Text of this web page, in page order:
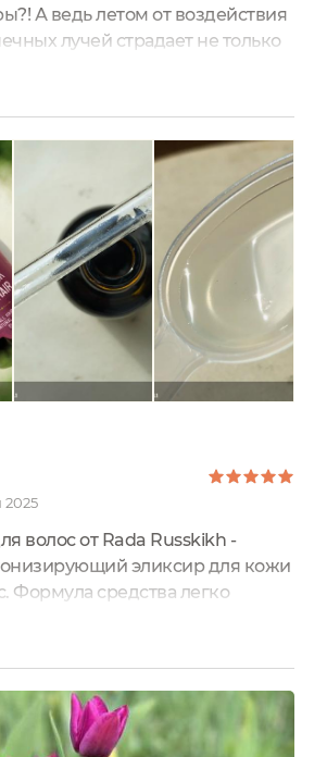
А ведь летом от воздействия
лучей страдает не только
прикрывать ее пестрой
кепкой или
но и увлажнять и питать
средствами.Кроме того, от
и тускнеют волосы,
и...
2025
волос от Rada Russkikh -
эликсир для кожи
Формула средства легко
буквально пару капелек
чтобы провести полноценный
Активные ингредиенты
микроциркуляцию,
процессы;